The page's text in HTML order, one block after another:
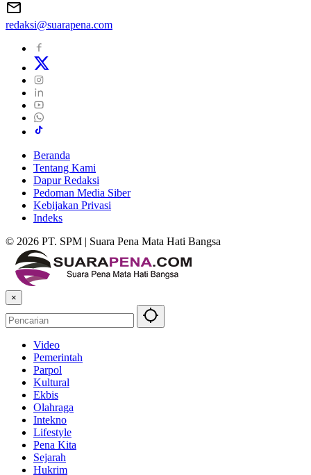
redaksi@suarapena.com
Beranda
Tentang Kami
Dapur Redaksi
Pedoman Media Siber
Kebijakan Privasi
Indeks
© 2026 PT. SPM | Suara Pena Mata Hati Bangsa
×
Video
Pemerintah
Parpol
Kultural
Ekbis
Olahraga
Intekno
Lifestyle
Pena Kita
Sejarah
Hukrim